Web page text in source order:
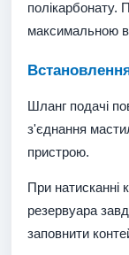
полікарбонату.
максимальною
Шланг подачі
з'єднання
пристрою.
При натисканні
резервуара
заповнити